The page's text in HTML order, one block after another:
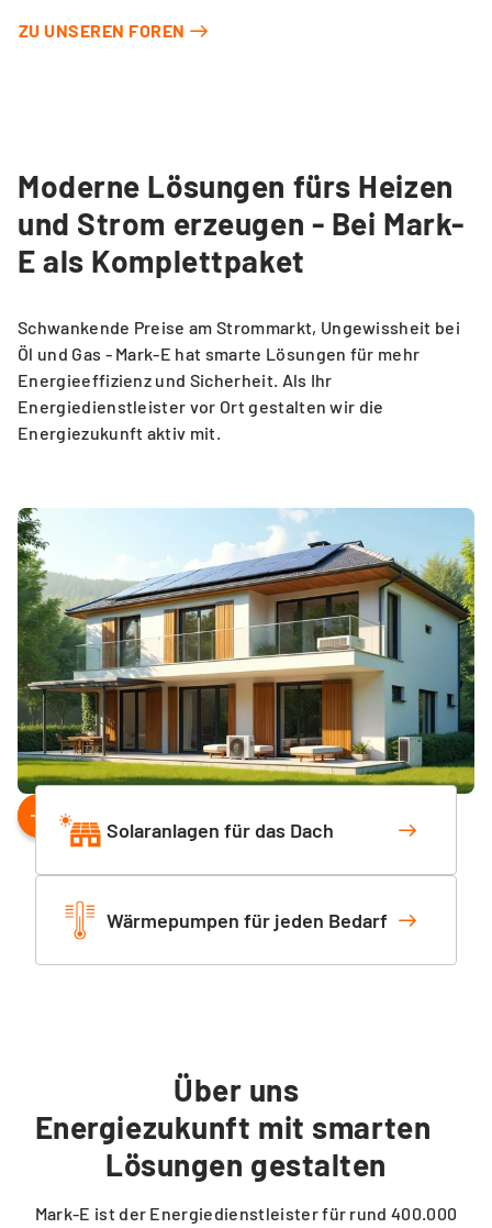
ZU UNSEREN FOREN
Moderne Lösungen fürs Heizen
und Strom erzeugen - Bei Mark-
E als Komplettpaket
Schwankende Preise am Strommarkt, Ungewissheit bei
Öl und Gas - Mark-E hat smarte Lösungen für mehr
Energieeffizienz und Sicherheit. Als Ihr
Energiedienstleister vor Ort gestalten wir die
Energiezukunft aktiv mit.
Solaranlagen für das Dach
Wärmepumpen für jeden Bedarf
Über uns
Energiezukunft mit smarten
Lösungen gestalten
Mark-E ist der Energiedienstleister für rund 400.000